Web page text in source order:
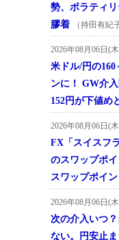
勢、ボラティ
膠着
（持田有紀
2026年08月06日(
米ドル/円の160
ンに！ GW介
152円が下値め
2026年08月06日(
FX「スイスフ
のスワップポ
スワップポイ
2026年08月06日(
次の介入いつ
ない。円安止